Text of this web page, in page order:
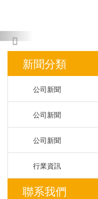
Previous
新聞分類
公司新聞
公司新聞
公司新聞
行業資訊
聯系我們